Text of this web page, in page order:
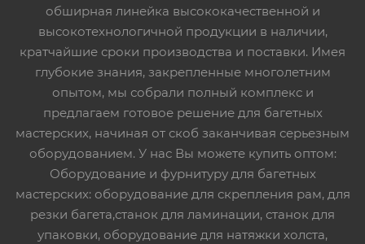
обширная линейка высококачественной и
высокотехнологичной продукции в наличии,
кратчайшие сроки производства и поставки. Имея
глубокие знания, закрепленные многолетним
опытом, мы собрали полный комплекс и
предлагаем готовое решение для багетных
мастерских, начиная от скоб заканчивая серьезным
оборудованием. У нас Вы можете купить оптом:
Оборудование и фурнитуру для багетных
мастерских: оборудование для скрепления рам, для
резки багета,станок для ламинации, станок для
упаковки, оборудование для натяжки холста,